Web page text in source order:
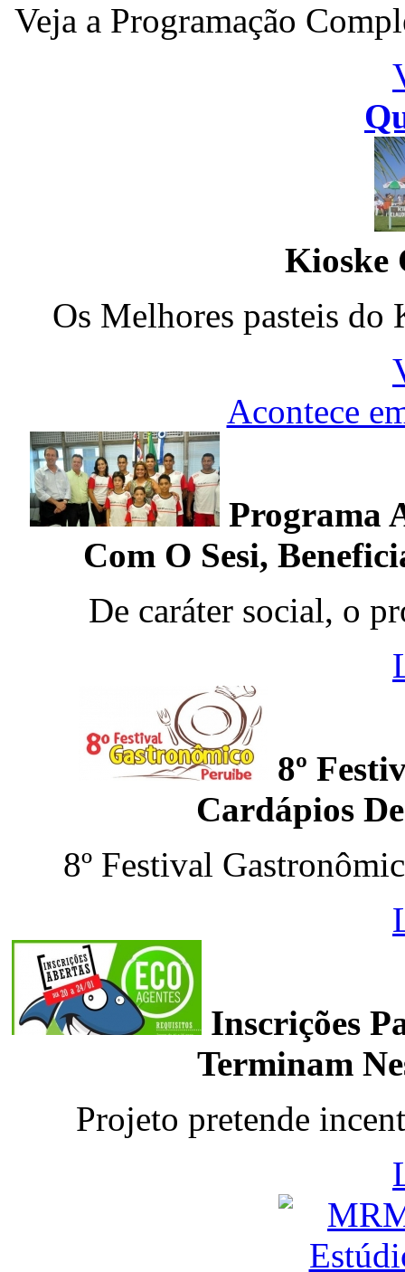
Veja a Programação
Kioske
Os Melhores pasteis do
Acontece
Programa
Com O Sesi,
De caráter social, o
8º
Cardápios
8º Festival
Inscrições
Terminam
Projeto pretende